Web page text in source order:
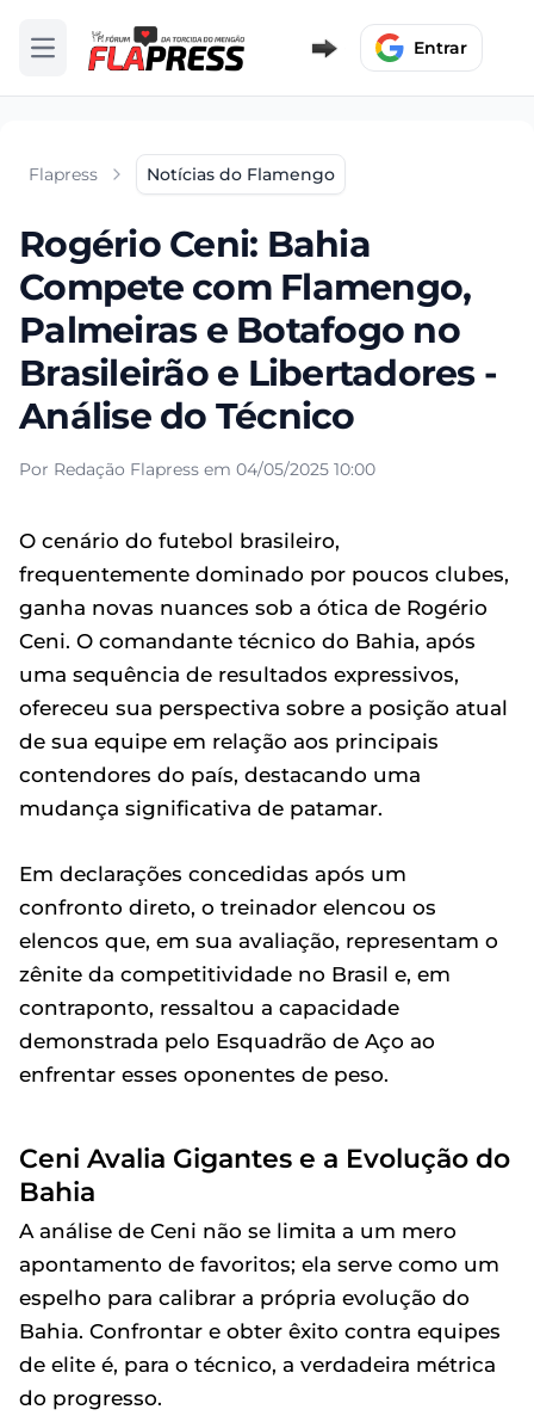
Abrir menu Entrar
Flapress Notícias do Flamengo
Rogério Ceni: Bahia
Compete com Flamengo,
Palmeiras e Botafogo no
Brasileirão e Libertadores -
Análise do Técnico
Por Redação Flapress em 04/05/2025 10:00
O cenário do futebol brasileiro,
frequentemente dominado por poucos clubes,
ganha novas nuances sob a ótica de Rogério
Ceni. O comandante técnico do Bahia, após
uma sequência de resultados expressivos,
ofereceu sua perspectiva sobre a posição atual
de sua equipe em relação aos principais
contendores do país, destacando uma
mudança significativa de patamar.
Em declarações concedidas após um
confronto direto, o treinador elencou os
elencos que, em sua avaliação, representam o
zênite da competitividade no Brasil e, em
contraponto, ressaltou a capacidade
demonstrada pelo Esquadrão de Aço ao
enfrentar esses oponentes de peso.
Ceni Avalia Gigantes e a Evolução do
Bahia
A análise de Ceni não se limita a um mero
apontamento de favoritos; ela serve como um
espelho para calibrar a própria evolução do
Bahia. Confrontar e obter êxito contra equipes
de elite é, para o técnico, a verdadeira métrica
do progresso.